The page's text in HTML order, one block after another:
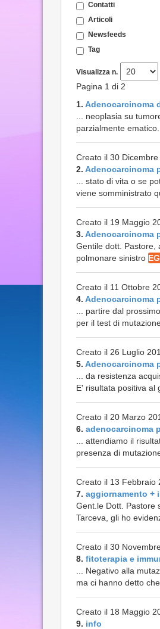
Contatti
Articoli
Newsfeeds
Tag
Visualizza n.
Pagina 1 di 2
1. Adenocarcinoma
... neoplasia su
parzialmente
Creato il 30 Dicembre
2. Adenocarcinoma
... stato di vita o se
viene somministrato
Creato il 19 Maggio
3. Adenocarcinoma
Gentile dott. Pastore,
polmonare sinistro
Creato il 11 Ottobre
4. Adenocarcinoma
... partire dal
per il test di
Creato il 26 Luglio
5. Adenocarcinoma
... da resistenza
E' risultata positiva al
Creato il 20 Marzo
6. adenocarcinoma
... attendiamo il
presenza di
Creato il 13 Febbraio
7. aggiornamento +
Gent.le Dott. Pastore
Tarceva, gli ho
Creato il 30
8. fitoterapia e
... Negativo alla
ma ci hanno detto
Creato il 18 Maggio
9. info